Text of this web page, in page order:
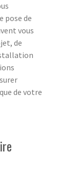
pose de
vous
de
de votre